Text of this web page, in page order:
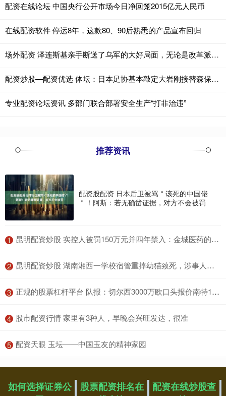
配资在线论坛 中国央行公开市场今日净回笼2015亿元人民币
在线配资软件 停运8年，这款80、90后熟悉的产品宣布回归
场外配资 泽连斯基亲手断送了乌军的大好局面，无论是改革派的费多罗夫还是传统派的
配资炒股—配资优选 体坛：日本足协基本敲定大岩刚接替森保一 明年三月上任
专业配资论坛资讯 多部门联合部署安全生产“打非治违”
推荐资讯
配资股配资 日本后卫被骂＂该死的中国佬
＂！阿斯：若无确凿证据，对方不会被罚
1 ​昆明配资炒股 实控人被罚150万元并四年禁入：金城医药的治理失效与业绩困局
2 ​昆明配资炒股 湖南湘西一学校宿管重摔幼猫致死，涉事人员已被辞退
3 ​正规的股票杠杆平台 队报：切尔西3000万欧口头报价南特18岁后卫塔蒂，交易时间紧迫
4 ​股市配资行情 家里有3种人，早晚会兴旺发达，很准
5 ​配资天眼 玉坛——中国玉友的精神家园
如何选择证券公
股票配资排名在
配资在线炒股查